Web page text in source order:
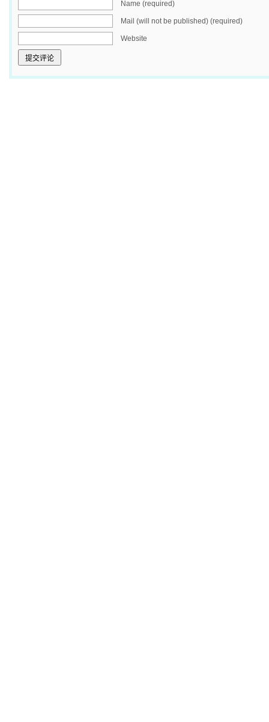
Name (required)
Mail (will not be published) (required)
Website